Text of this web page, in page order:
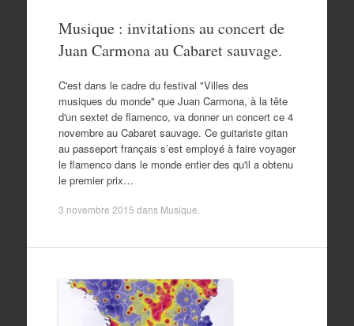
Musique : invitations au concert de
Juan Carmona au Cabaret sauvage.
C'est dans le cadre du festival "Villes des
musiques du monde" que Juan Carmona, à la tête
d'un sextet de flamenco, va donner un concert ce 4
novembre au Cabaret sauvage. Ce guitariste gitan
au passeport français s’est employé à faire voyager
le flamenco dans le monde entier des qu'il a obtenu
le premier prix…
3 novembre 2015 dans Musique